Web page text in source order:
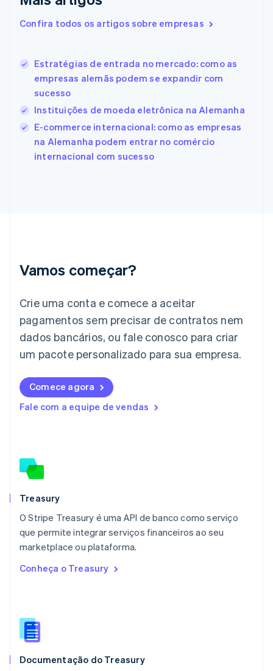
Confira todos os artigos sobre empresas
Estratégias de entrada no mercado: como as
empresas alemãs podem se expandir com
sucesso
Instituições de moeda eletrônica na Alemanha
E-commerce internacional: como as empresas
na Alemanha podem entrar no comércio
internacional com sucesso
Vamos começar?
Crie uma conta e comece a aceitar
pagamentos sem precisar de contratos nem
dados bancários, ou fale conosco para criar
um pacote personalizado para sua empresa.
Comece agora
Fale com a equipe de vendas
Treasury
O Stripe Treasury é uma API de banco como serviço
que permite integrar serviços financeiros ao seu
marketplace ou plataforma.
Conheça o Treasury
Documentação do Treasury
Espanha
EnglishEspañol 简体中文
Estônia
English
Finlândia
EnglishSvenska
França
Gibraltar
English
Itália
Japão
Letônia
English
Liechtenstein
Deutsch English
English
Luxemburgo
FrançaisDeutschEnglish
México
Español
Noruega
English
Nova Zelândia
English
Países Baixos
Nederlands English
Polônia
RAE de Hong Kong, China
English
Reino Unido
English